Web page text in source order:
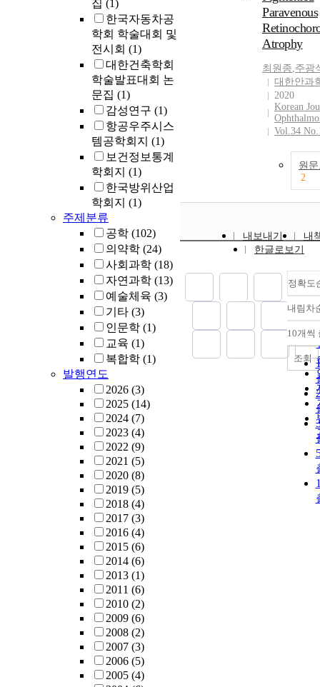
집 (1)
한국자동차공
학회 학술대회 및
전시회 (1)
대한건축학회
학술발표대회 논
문집 (1)
감성연구 (1)
항공우주시스
템공학회지 (1)
보건정보통계
학회지 (1)
한국방위산업
학회지 (1)
주제분류
공학 (102)
의약학 (24)
사회과학 (18)
자연과학 (13)
예술체육 (3)
기타 (3)
인문학 (1)
교육 (1)
복합학 (1)
발행연도
2026 (3)
2025 (14)
2024 (7)
2023 (4)
2022 (9)
2021 (5)
2020 (8)
2019 (5)
2018 (4)
2017 (3)
2016 (4)
2015 (6)
2014 (6)
2013 (1)
2011 (6)
2010 (2)
2009 (6)
2008 (2)
2007 (3)
2006 (5)
2005 (4)
Paravenous
Atrophy
최원종,주광
대한안과
2020
Korean
Vol.34
원
2
내보내기
내
한글로보기
정확도
내림차
10개씩
조회